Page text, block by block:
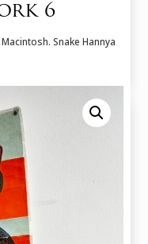
6
Snake Hannya